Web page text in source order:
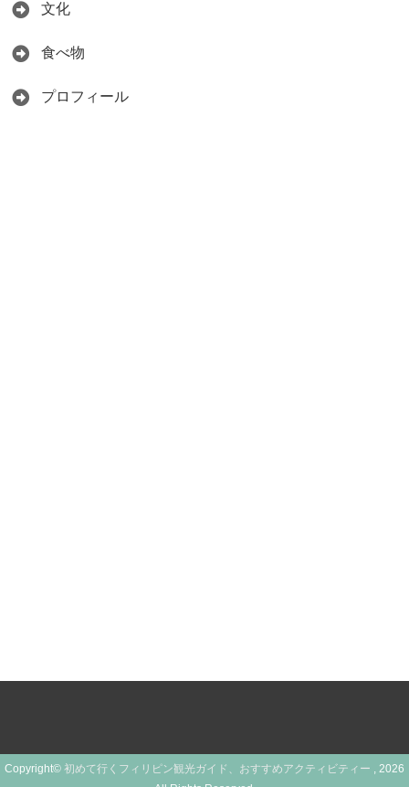
文化
食べ物
プロフィール
Copyright© 初めて行くフィリピン観光ガイド、おすすめアクティビティー , 2026